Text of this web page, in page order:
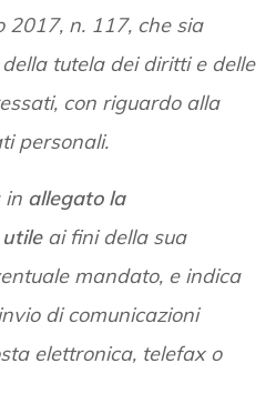
2017, n. 117, che sia
tutela dei diritti e delle
con riguardo alla
personali.
in allegato la
ai fini della sua
mandato, e indica
di comunicazioni
elettronica, telefax o